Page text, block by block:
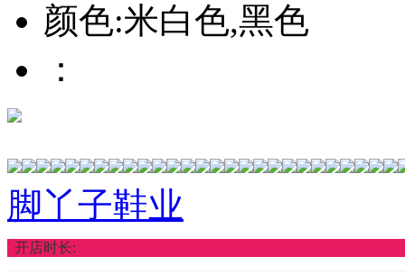
颜色:米白色,黑色
：
脚丫子鞋业
开店时长: